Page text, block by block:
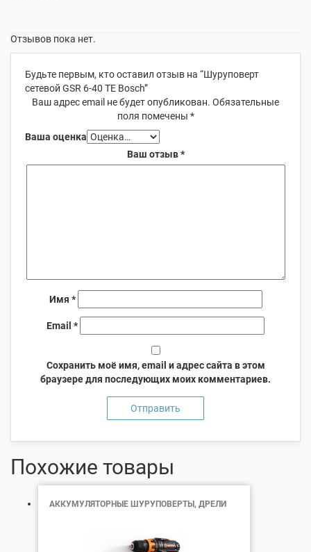
Отзывов пока нет.
Будьте первым, кто оставил отзыв на “Шуруповерт
сетевой GSR 6-40 ТЕ Bosch”
Ваш адрес email не будет опубликован. Обязательные
поля помечены *
Ваша оценка
Ваш отзыв*
Имя *
Email *
Сохранить моё имя, email и адрес сайта в этом
браузере для последующих моих комментариев.
Похожие товары
АККУМУЛЯТОРНЫЕ ШУРУПОВЕРТЫ, ДРЕЛИ